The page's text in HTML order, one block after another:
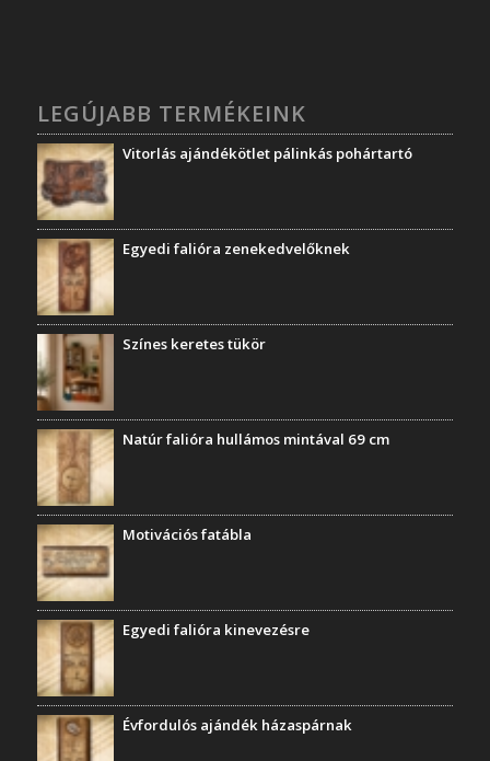
LEGÚJABB TERMÉKEINK
Vitorlás ajándékötlet pálinkás pohártartó
Egyedi falióra zenekedvelőknek
Színes keretes tükör
Natúr falióra hullámos mintával 69 cm
Motivációs fatábla
Egyedi falióra kinevezésre
Évfordulós ajándék házaspárnak